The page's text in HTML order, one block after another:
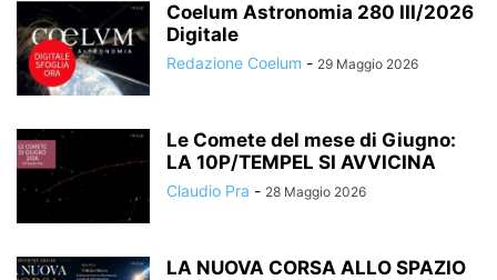
Coelum Astronomia 280 III/2026
Digitale
Redazione Coelum - 29 Maggio 2026
Le Comete del mese di Giugno:
LA 10P/TEMPEL SI AVVICINA
Claudio Pra - 28 Maggio 2026
LA NUOVA CORSA ALLO SPAZIO